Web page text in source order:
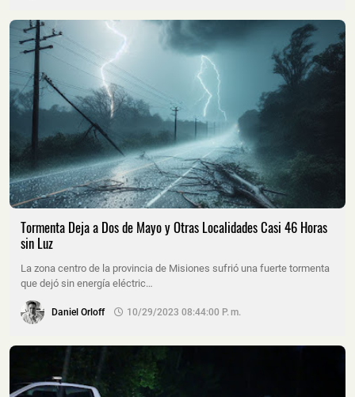
Tormenta Deja a Dos de Mayo y Otras Localidades Casi 46 Horas
sin Luz
La zona centro de la provincia de Misiones sufrió una fuerte tormenta
que dejó sin energía eléctric…
Daniel Orloff 10/29/2023 08:44:00 P. M.